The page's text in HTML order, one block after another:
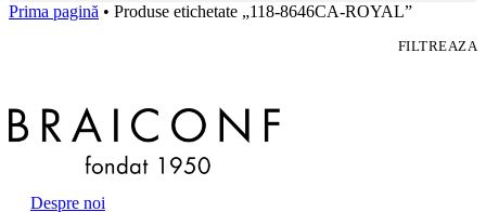
Prima pagină • Produse etichetate „118-8646CA-ROYAL”
FILTREAZA
Despre noi